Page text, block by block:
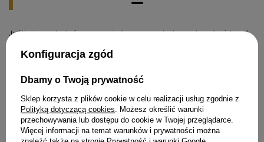
Jeśli nie znalazłeś w naszej ofercie produktu, a chciałbyś kupić
formularza i przesłać nam opis szukanego przedmiotu. Aby
móc to zrobić musisz byćzalogowany
Zamówienia
Konfiguracja zgód
Dbamy o Twoją prywatność
Sklep korzysta z plików cookie w celu realizacji usług zgodnie z
Polityką dotyczącą cookies . Możesz określić warunki
przechowywania lub dostępu do cookie w Twojej przeglądarce.
Więcej informacji na temat warunków i prywatności można